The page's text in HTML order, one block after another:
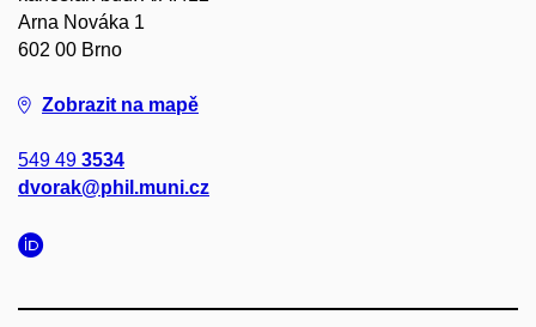
Arna Nováka 1
602 00 Brno
Zobrazit na mapě
549 49 3534
dvorak@phil.muni.cz